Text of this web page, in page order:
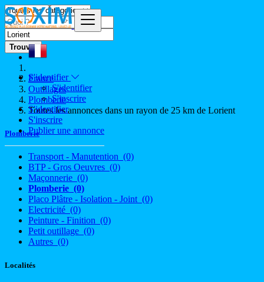
S'identifier
S'identifier
S'inscrire
S'identifier
S'inscrire
Publier une annonce
Trouver
France
Outillages
Plomberie
Toutes les annonces dans un rayon de 25 km de Lorient
Plomberie
Transport - Manutention (0)
BTP - Gros Oeuvres (0)
Maçonnerie (0)
Plomberie (0)
Placo Plâtre - Isolation - Joint (0)
Electricité (0)
Peinture - Finition (0)
Petit outillage (0)
Autres (0)
Localités